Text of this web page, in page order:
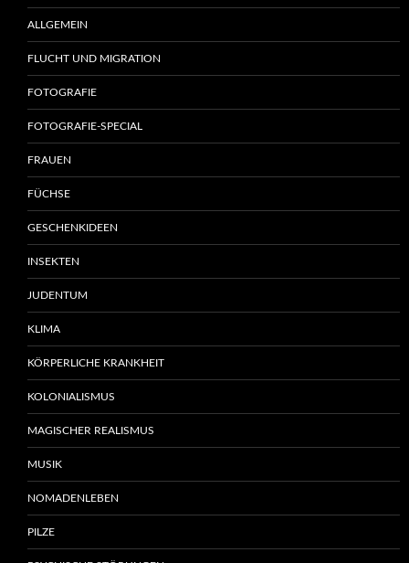
ALLGEMEIN
FLUCHT UND MIGRATION
FOTOGRAFIE
FOTOGRAFIE-SPECIAL
FRAUEN
FÜCHSE
GESCHENKIDEEN
INSEKTEN
JUDENTUM
KLIMA
KÖRPERLICHE KRANKHEIT
KOLONIALISMUS
MAGISCHER REALISMUS
MUSIK
NOMADENLEBEN
PILZE